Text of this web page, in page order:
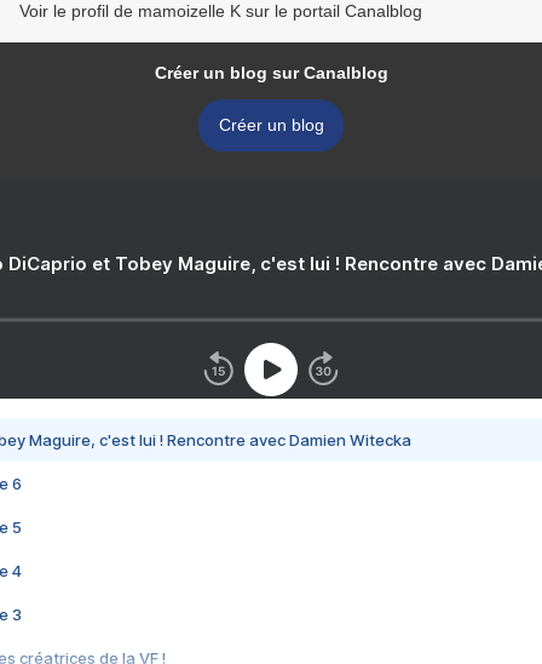
Voir le profil de mamoizelle K sur le portail Canalblog
Créer un blog sur Canalblog
Créer un blog
DiCaprio et Tobey Maguire, c'est lui ! Rencontre avec
Maguire, c'est lui ! Rencontre avec Damien Witecka
6
5
4
3
créatrices de la VF !